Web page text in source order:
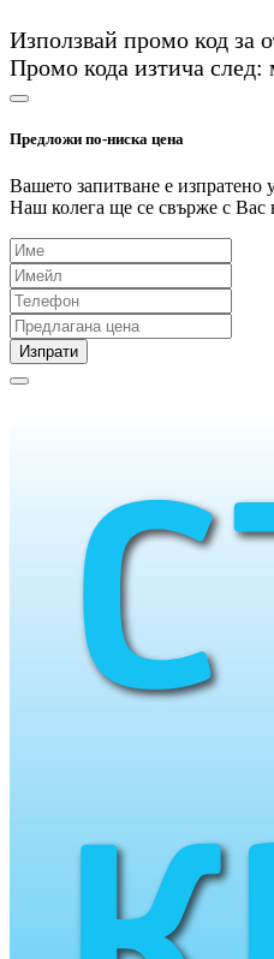
Използвай промо код за
Промо кода изтича след:
Предложи по-ниска цена
Вашето запитване е изпратено
Наш колега ще се свърже с Вас
Изпрати